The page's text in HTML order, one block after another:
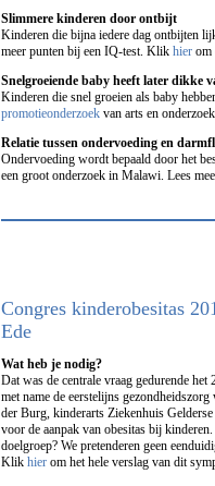
Slimmere kinderen door ontbijt
Kinderen die bijna iedere dag ontbijten
meer punten bij een IQ-test. Klik hier om
Snelgroeiende baby heeft later dikke
Kinderen die snel groeien als baby
promotieonderzoek van arts en
Relatie tussen ondervoeding en
Ondervoeding wordt bepaald door het
een groot onderzoek in Malawi. Lees
Congres kinderobesitas
Ede
Wat heb je nodig?
Dat was de centrale vraag gedurende
met name de eerstelijns
der Burg, kinderarts Ziekenhuis
voor de aanpak van obesitas bij
doelgroep? We pretenderen geen
Klik hier om het hele verslag van dit